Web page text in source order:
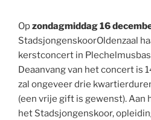
Opzondagmiddag 16
StadsjongenskoorOldenzaal
kerstconcert in
Deaanvang van het concert is
zal ongeveer drie
(een vrije gift is gewenst).
het Stadsjongenskoor,